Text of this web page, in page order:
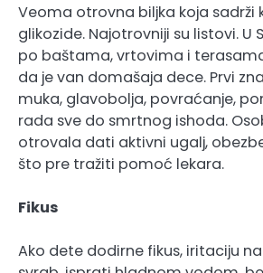
Veoma otrovna biljka koja
glikozide. Najotrovniji su listovi. U
po baštama, vrtovima i
da je van domašaja dece. Prvi
muka, glavobolja, povraćanje,
rada sve do smrtnog ishoda.
otrovala dati aktivni ugalj,
što pre tražiti pomoć lekara.
Fikus
Ako dete dodirne fikus, iritaciju